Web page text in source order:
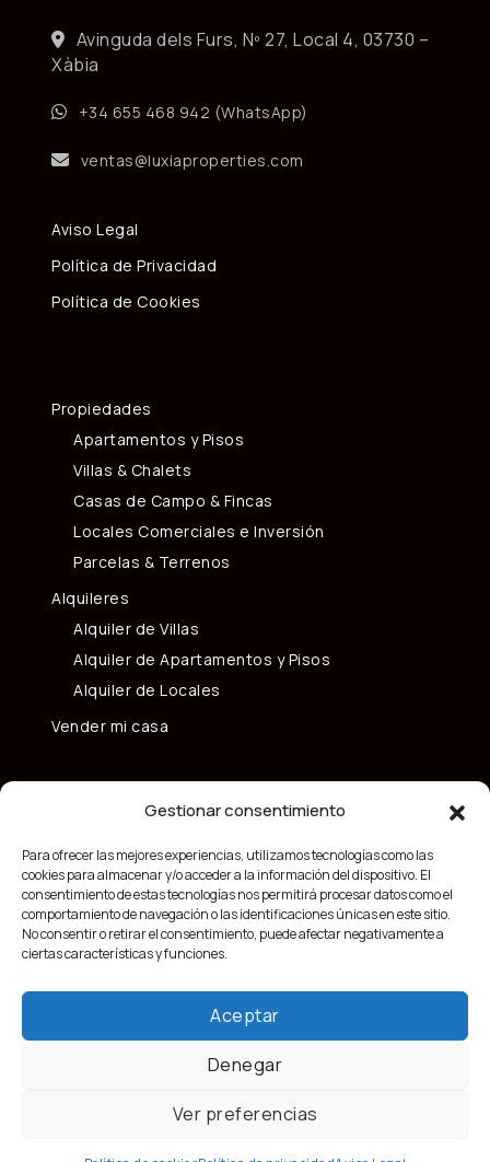
Gestionar consentimiento
Para ofrecer las mejores experiencias, utilizamos tecnologías como las
cookies para almacenar y/o acceder a la información del dispositivo. El
consentimiento de estas tecnologías nos permitirá procesar datos como el
comportamiento de navegación o las identificaciones únicas en este sitio.
No consentir o retirar el consentimiento, puede afectar negativamente a
ciertas características y funciones.
Aceptar
Denegar
Ver preferencias
Avinguda dels Furs, Nº 27, Local 4, 03730 –
Xàbia
+34 655 468 942 (WhatsApp)
ventas@luxiaproperties.com
Aviso Legal
Política de Privacidad
Política de Cookies
Propiedades
Apartamentos y Pisos
Villas & Chalets
Casas de Campo & Fincas
Locales Comerciales e Inversión
Parcelas & Terrenos
Alquileres
Alquiler de Villas
Alquiler de Apartamentos y Pisos
Alquiler de Locales
Vender mi casa